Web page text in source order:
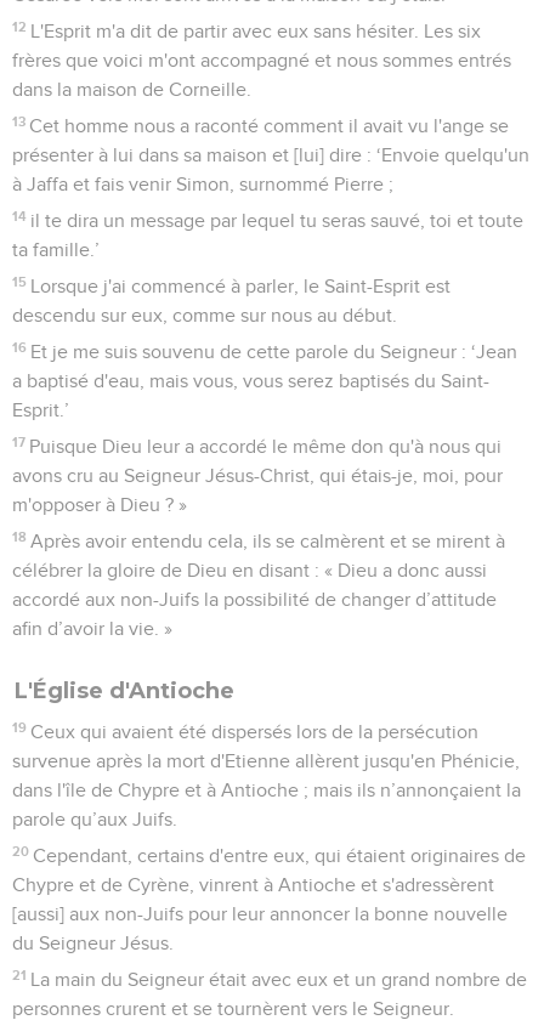
12 L'Esprit m'a dit de partir avec eux sans hésiter. Les six
frères que voici m'ont accompagné et nous sommes entrés
dans la maison de Corneille.
13 Cet homme nous a raconté comment il avait vu l'ange se
présenter à lui dans sa maison et [lui] dire : ‘Envoie quelqu'un
à Jaffa et fais venir Simon, surnommé Pierre ;
14 il te dira un message par lequel tu seras sauvé, toi et toute
ta famille.’
15 Lorsque j'ai commencé à parler, le Saint-Esprit est
descendu sur eux, comme sur nous au début.
16 Et je me suis souvenu de cette parole du Seigneur : ‘Jean
a baptisé d'eau, mais vous, vous serez baptisés du Saint-
Esprit.’
17 Puisque Dieu leur a accordé le même don qu'à nous qui
avons cru au Seigneur Jésus-Christ, qui étais-je, moi, pour
m'opposer à Dieu ? »
18 Après avoir entendu cela, ils se calmèrent et se mirent à
célébrer la gloire de Dieu en disant : « Dieu a donc aussi
accordé aux non-Juifs la possibilité de changer d’attitude
afin d’avoir la vie. »
L'Église d'Antioche
19 Ceux qui avaient été dispersés lors de la persécution
survenue après la mort d'Etienne allèrent jusqu'en Phénicie,
dans l'île de Chypre et à Antioche ; mais ils n’annonçaient la
parole qu’aux Juifs.
20 Cependant, certains d'entre eux, qui étaient originaires de
Chypre et de Cyrène, vinrent à Antioche et s'adressèrent
[aussi] aux non-Juifs pour leur annoncer la bonne nouvelle
du Seigneur Jésus.
21 La main du Seigneur était avec eux et un grand nombre de
personnes crurent et se tournèrent vers le Seigneur.